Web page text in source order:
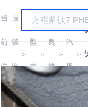
当
前
位
置:
搜
狐
汽
车
＞
车
型
大
全
＞
奥
迪
＞
一
汽
奥
迪
＞